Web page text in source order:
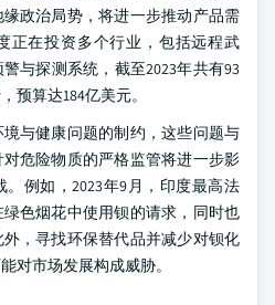
政治局势，将进一步推动产品需
正在投资多个行业，包括远程武
与探测系统，截至2023年共有93
预算达184亿美元。
与健康问题的制约，这些问题与
危险物质的严格监管将进一步影
例如，2023年9月，印度最高法
色烟花中使用钡的请求，同时也
，寻找环保替代品并减少对钡化
对市场发展构成威胁。